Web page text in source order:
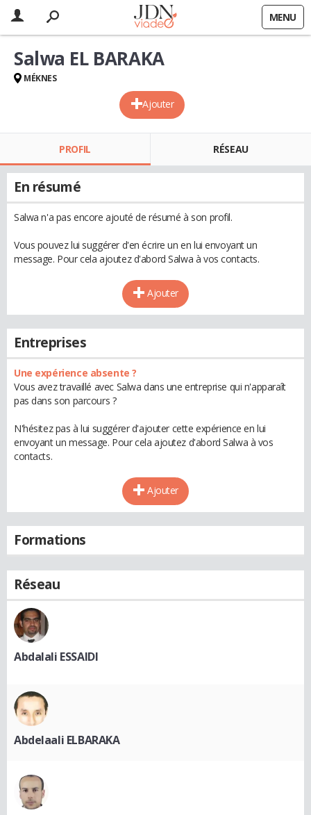
MENU
Ajouter
Salwa EL BARAKA
MÉKNES
PROFIL RÉSEAU
En résumé
Salwa n'a pas encore ajouté de résumé à son profil.
Vous pouvez lui suggérer d'en écrire un en lui envoyant un
message. Pour cela ajoutez d'abord Salwa à vos contacts.
Ajouter
Entreprises
Une expérience absente ?
Vous avez travaillé avec Salwa dans une entreprise qui n'apparaît
pas dans son parcours ?
N'hésitez pas à lui suggérer d'ajouter cette expérience en lui
envoyant un message. Pour cela ajoutez d'abord Salwa à vos
contacts.
Ajouter
Formations
Réseau
Abdalali ESSAIDI
Abdelaali ELBARAKA